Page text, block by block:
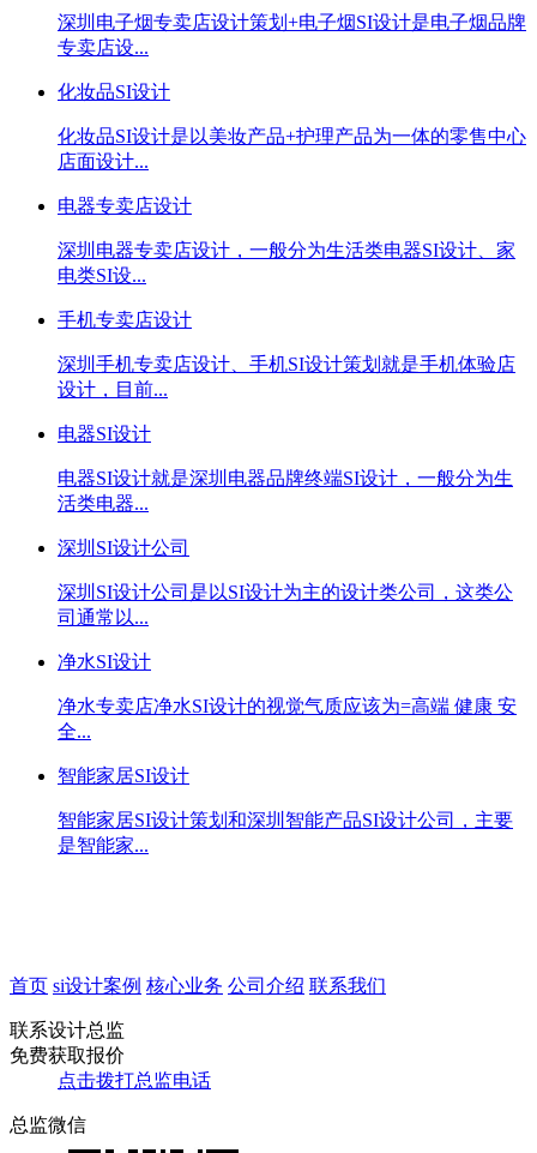
深圳电子烟专卖店设计策划+电子烟SI设计是电子烟品牌
专卖店设...
化妆品SI设计
化妆品SI设计是以美妆产品+护理产品为一体的零售中心
店面设计...
电器专卖店设计
深圳电器专卖店设计，一般分为生活类电器SI设计、家
电类SI设...
手机专卖店设计
深圳手机专卖店设计、手机SI设计策划就是手机体验店
设计，目前...
电器SI设计
电器SI设计就是深圳电器品牌终端SI设计，一般分为生
活类电器...
深圳SI设计公司
深圳SI设计公司是以SI设计为主的设计类公司，这类公
司通常以...
净水SI设计
净水专卖店净水SI设计的视觉气质应该为=高端 健康 安
全...
智能家居SI设计
智能家居SI设计策划和深圳智能产品SI设计公司，主要
是智能家...
首页 si设计案例 核心业务 公司介绍 联系我们
联系设计总监
免费获取报价
点击拨打总监电话
总监微信